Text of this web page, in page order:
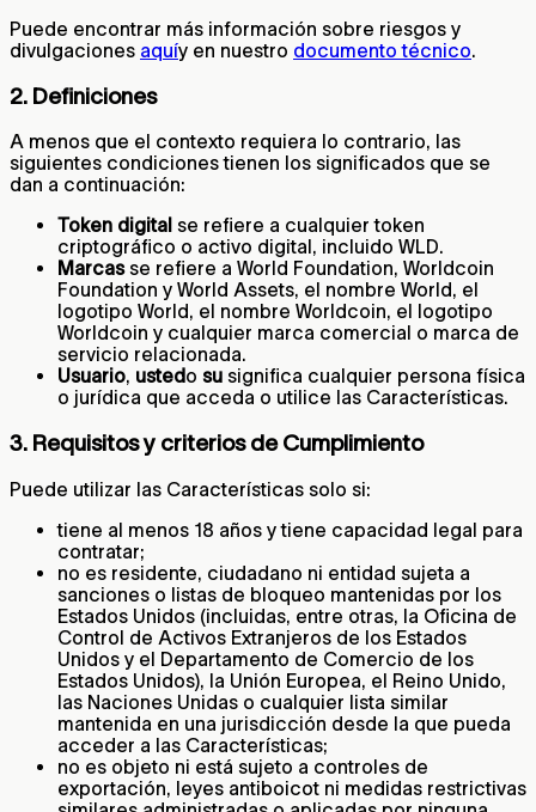
Puede encontrar más información sobre riesgos y
divulgaciones aquíy en nuestro documento técnico.
2. Definiciones
A menos que el contexto requiera lo contrario, las
siguientes condiciones tienen los significados que se
dan a continuación:
Token digital se refiere a cualquier token
criptográfico o activo digital, incluido WLD.
Marcasse refiere a World Foundation, Worldcoin
Foundation y World Assets, el nombre World, el
logotipo World, el nombre Worldcoin, el logotipo
Worldcoin y cualquier marca comercial o marca de
servicio relacionada.
Usuario, ustedo su significa cualquier persona física
o jurídica que acceda o utilice las Características.
3. Requisitos y criterios de Cumplimiento
Puede utilizar las Características solo si:
tiene al menos 18 años y tiene capacidad legal para
contratar;
no es residente, ciudadano ni entidad sujeta a
sanciones o listas de bloqueo mantenidas por los
Estados Unidos (incluidas, entre otras, la Oficina de
Control de Activos Extranjeros de los Estados
Unidos y el Departamento de Comercio de los
Estados Unidos), la Unión Europea, el Reino Unido,
las Naciones Unidas o cualquier lista similar
mantenida en una jurisdicción desde la que pueda
acceder a las Características;
no es objeto ni está sujeto a controles de
exportación, leyes antiboicot ni medidas restrictivas